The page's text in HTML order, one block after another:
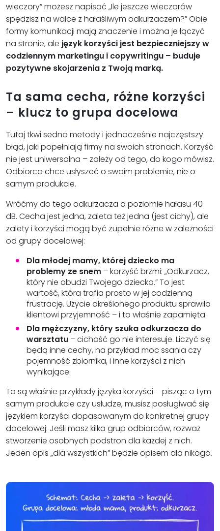
wieczory” możesz napisać „Ile jeszcze wieczorów
spędzisz na walce z hałaśliwym odkurzaczem?” Obie
formy komunikacji mają znaczenie i można je łączyć
na stronie, ale język korzyści jest bezpieczniejszy w
codziennym marketingu i copywritingu – buduje
pozytywne skojarzenia z Twoją marką.
Ta sama cecha, różne korzyści
– klucz to grupa docelowa
Tutaj tkwi sedno metody i jednocześnie najczęstszy
błąd, jaki popełniają firmy na swoich stronach. Korzyść
nie jest uniwersalna – zależy od tego, do kogo mówisz.
Odbiorca chce usłyszeć o swoim problemie, nie o
samym produkcie.
Wróćmy do tego odkurzacza o poziomie hałasu 40
dB. Cecha jest jedna, zaleta też jedna (jest cichy), ale
zalety i korzyści mogą być zupełnie różne w zależności
od grupy docelowej:
Dla młodej mamy, której dziecko ma
problemy ze snem – korzyść brzmi: „Odkurzacz,
który nie obudzi Twojego dziecka.” To jest
wartość, która trafia prosto w jej codzienną
frustrację. Użycie określonego produktu sprawiło
klientowi przyjemność – i to właśnie zapamięta.
Dla mężczyzny, który szuka odkurzacza do
warsztatu – cichość go nie interesuje. Liczyć się
będą inne cechy, na przykład moc ssania czy
pojemność zbiornika, i inne korzyści z nich
wynikające.
To są właśnie przykłady języka korzyści – pisząc o tym
samym produkcie czy usłudze, musisz posługiwać się
językiem korzyści dopasowanym do konkretnej grupy
docelowej. Jeśli masz kilka grup odbiorców, rozważ
stworzenie osobnych podstron dla każdej z nich.
Jeden opis „dla wszystkich” będzie opisem dla nikogo.